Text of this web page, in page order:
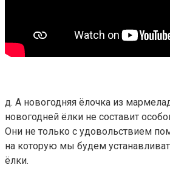
д. А новогодняя ёлочка из
новогодней ёлки не составит
Они не только с удовольствием
на которую мы будем
ёлки.